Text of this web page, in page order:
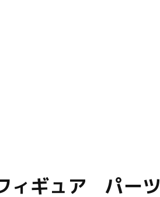
ィギュア パーツ